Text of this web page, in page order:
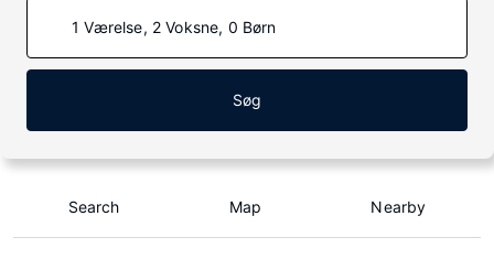
1 Værelse, 2 Voksne, 0 Børn
Søg
Search Map Nearby